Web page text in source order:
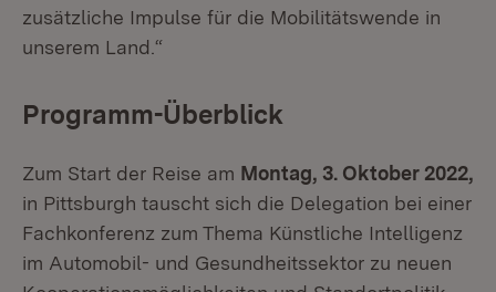
zusätzliche Impulse für die Mobilitätswende in
unserem Land.“
Programm-Überblick
Zum Start der Reise am Montag, 3. Oktober 2022,
in Pittsburgh tauscht sich die Delegation bei einer
Fachkonferenz zum Thema Künstliche Intelligenz
im Automobil- und Gesundheitssektor zu neuen